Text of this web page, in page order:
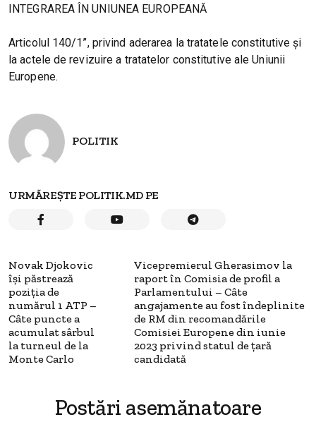
INTEGRAREA ÎN UNIUNEA EUROPEANĂ
Articolul 140/1”, privind aderarea la tratatele constitutive şi
la actele de revizuire a tratatelor constitutive ale Uniunii
Europene.
POLITIK
URMĂREȘTE POLITIK.MD PE
Novak Djokovic
își păstrează
poziția de
numărul 1 ATP –
Câte puncte a
acumulat sârbul
la turneul de la
Monte Carlo
Vicepremierul Gherasimov la
raport în Comisia de profil a
Parlamentului – Câte
angajamente au fost îndeplinite
de RM din recomandările
Comisiei Europene din iunie
2023 privind statul de țară
candidată
Postări asemănatoare